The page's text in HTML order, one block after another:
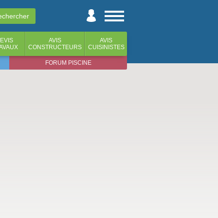
AVIS
CONSTRUCTEURS
AVIS
CUISINISTES
FORUM PISCINE